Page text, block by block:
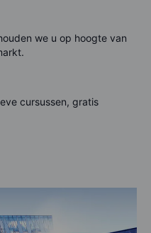
we u op hoogte van
cursussen, gratis